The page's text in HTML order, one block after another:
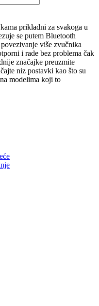
prikladni za svakoga u
se putem Bluetooth
više zvučnika
i rade bez problema čak
značajke preuzmite
niz postavki kao što su
modelima koji to